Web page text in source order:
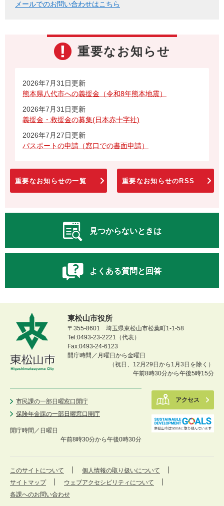
メールでのお問い合わせはこちら
重要なお知らせ
2026年7月31日更新
熊本県八代市への義援金（令和8年熊本地震）
2026年7月31日更新
義援金・救援金の募集(日本赤十字社)
2026年7月27日更新
パスポートの申請（窓口での書面申請）
重要なお知らせの一覧 重要なお知らせのRSS
見つからないときは
よくある質問と回答
東松山市役所
〒355-8601 埼玉県東松山市松葉町1-1-58
Tel:0493-23-2221（代表）
Fax:0493-24-6123
開庁時間／月曜日から金曜日
（祝日、12月29日から1月3日を除く）
午前8時30分から午後5時15分
市民課の一部日曜窓口開庁
保険年金課の一部日曜窓口開庁
開庁時間／ 日曜日
午前8時30分から午後0時30分
アクセス
このサイトについて
個人情報の取り扱いについて
サイトマップ
ウェブアクセシビリティについて
各課へのお問い合わせ